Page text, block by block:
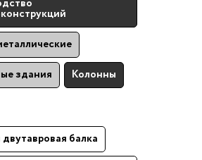
здания
Колонны
балка